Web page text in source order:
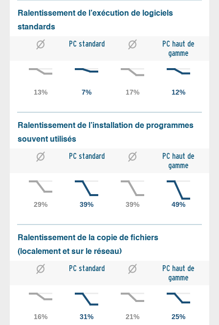
Ralentissement de l’exécution de logiciels
standards
PC standard
PC haut de
gamme
Ralentissement de l’installation de programmes
souvent utilisés
PC standard
PC haut de
gamme
Ralentissement de la copie de fichiers
(localement et sur le réseau)
PC standard
PC haut de
gamme